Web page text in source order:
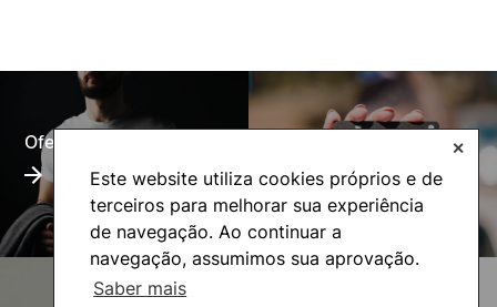
Este website utiliza cookies próprios e de
terceiros para melhorar sua experiência
de navegação. Ao continuar a
navegação, assumimos sua aprovação.
Saber mais
✕
Oferta Formativa